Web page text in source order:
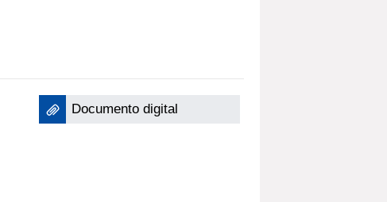
Documento digital